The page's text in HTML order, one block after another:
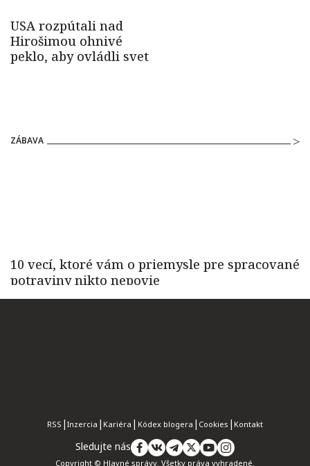
ZÁBAVA
RSS Inzercia Kariéra Kódex blogera Cookies Kontakt
Sledujte nás
Copyright © Hlavné správy. Všetky práva vyhradené.